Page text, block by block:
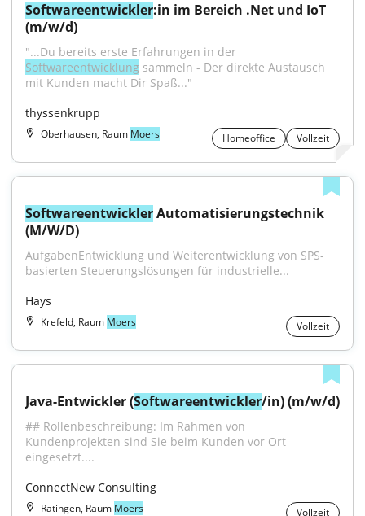
Softwareentwickler:in im Bereich .Net und IoT
(m/w/d)
Softwareentwicklung sammeln - Der direkte Austausch
mit Kunden macht Dir Spaß..."
thyssenkrupp
Oberhausen, Raum Moers Homeoffice Vollzeit
Softwareentwickler Automatisierungstechnik
(M/W/D)
AufgabenEntwicklung und Weiterentwicklung von SPS-
basierten Steuerungslösungen für industrielle...
Hays
Krefeld, Raum Moers Vollzeit
Java-Entwickler (Softwareentwickler/in) (m/w/d)
## Rollenbeschreibung: Im Rahmen von
Kundenprojekten sind Sie beim Kunden vor Ort
eingesetzt....
ConnectNew Consulting
Ratingen, Raum Moers Vollzeit